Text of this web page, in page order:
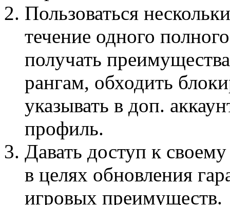
Пользоваться
течение одного
получать
рангам, обходить
указывать в доп.
профиль.
Давать доступ к
в целях обновления
игровых преимуществ.